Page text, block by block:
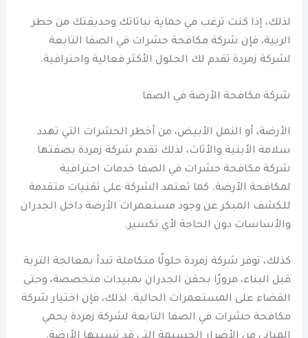
لذلك، إذا كنت ترغب في حماية نباتاتك وحديقتك من خطر
الربية، فإن شركة مكافحة حشرات في الصفا التابعة
لشركة زمردة تقدم لك الحلول الأكثر فعالية واحترافية.
شركة مكافحة الأرضة في الصفا
الأرضة، أو النمل الأبيض، من أخطر الحشرات التي تهدد
سلامة الأبنية والأثاث، لذلك تقدم شركة زمردة بصفتها
شركة مكافحة حشرات في الصفا خدمات احترافية
لمكافحة الأرضة. كما تعتمد الشركة على تقنيات متقدمة
للكشف المبكر عن وجود مستعمرات الأرضة داخل الجدران
والأساسات دون الحاجة لأي تكسير.
كذلك، توفر شركة زمردة حلولًا متكاملة تبدأ بمعالجة التربة
قبل البناء، مرورًا بحقن الجدران بمبيدات متخصصة، وحتى
القضاء على المستعمرات الحالية. لذلك، فإن اختيار شركة
مكافحة حشرات في الصفا التابعة لشركة زمردة يحمي